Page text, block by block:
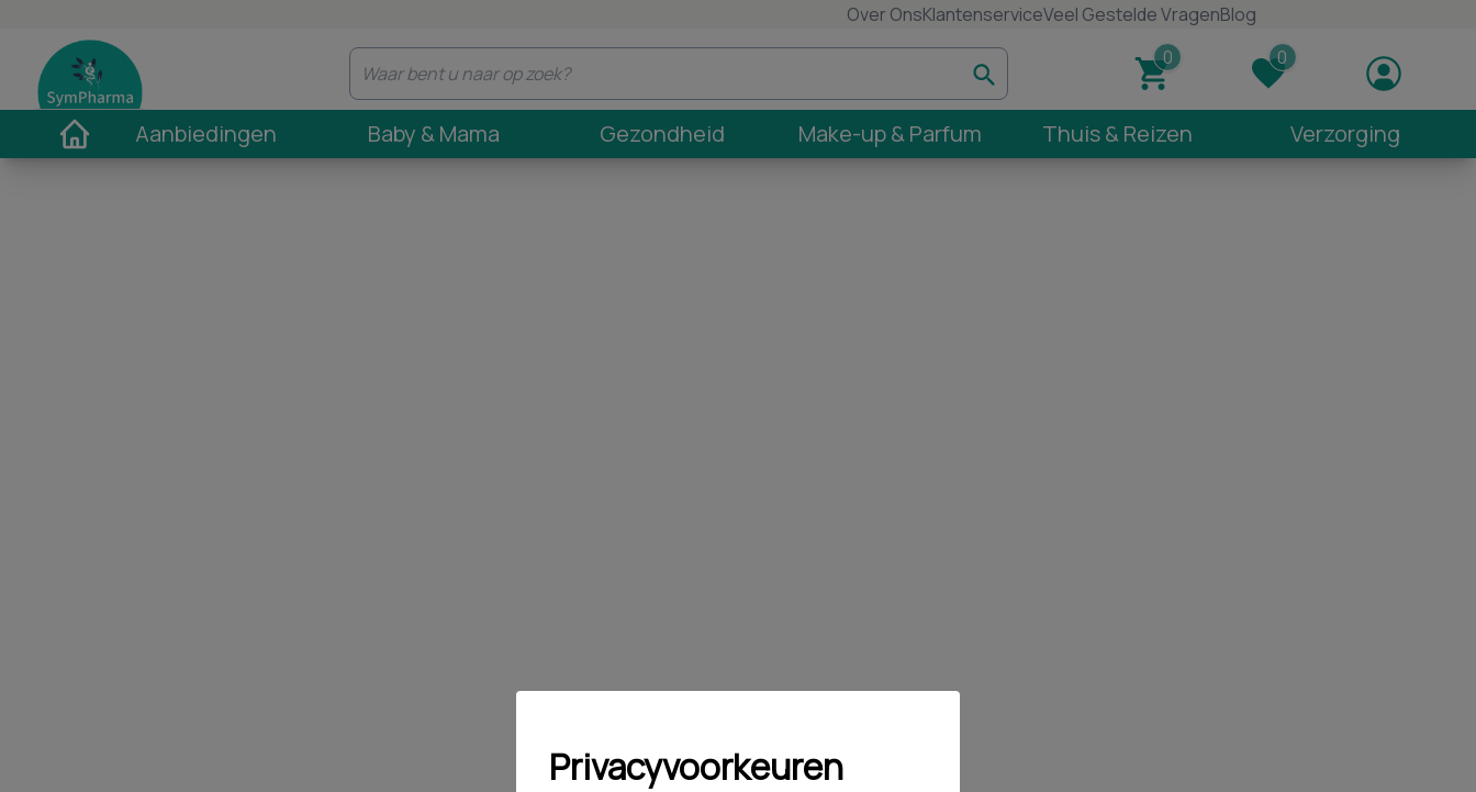
Over OnsKlantenserviceVeel Gestelde VragenBlog
Aanbiedingen Baby & Mama Gezondheid Make-up & Parfum Thuis & Reizen Verzorging
Privacyvoorkeuren